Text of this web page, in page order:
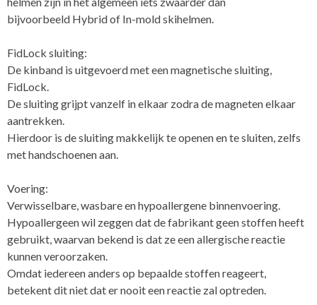
bijvoorbeeld Hybrid of In-mold skihelmen.
FidLock sluiting:
De kinband is uitgevoerd met een magnetische sluiting,
FidLock.
De sluiting grijpt vanzelf in elkaar zodra de magneten elkaar
aantrekken.
Hierdoor is de sluiting makkelijk te openen en te sluiten, zelfs
met handschoenen aan.
Voering:
Verwisselbare, wasbare en hypoallergene binnenvoering.
Hypoallergeen wil zeggen dat de fabrikant geen stoffen heeft
gebruikt, waarvan bekend is dat ze een allergische reactie
kunnen veroorzaken.
Omdat iedereen anders op bepaalde stoffen reageert,
betekent dit niet dat er nooit een reactie zal optreden.